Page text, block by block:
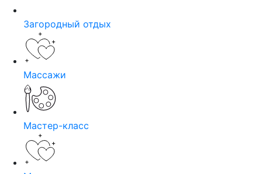
Загородный отдых
Массажи
Мастер-класс